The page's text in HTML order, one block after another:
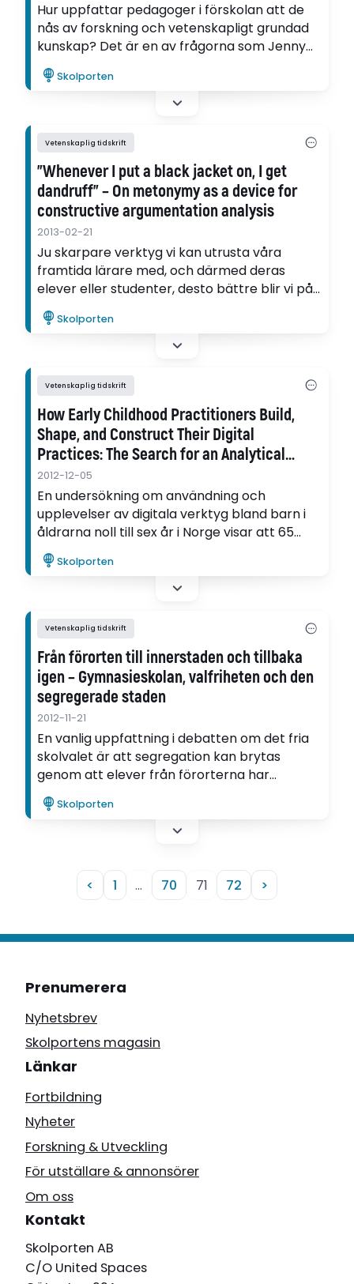
Hur uppfattar pedagoger i förskolan att de
nås av forskning och vetenskapligt grundad
kunskap? Det är en av frågorna som Jenny
Wolf undersöker i sin artikel i Didaktisk
Tidskrift.
Skolporten
Vetenskaplig tidskrift
"Whenever I put a black jacket on, I get
dandruff" – On metonymy as a device for
constructive argumentation analysis
2013-02-21
Ju skarpare verktyg vi kan utrusta våra
framtida lärare med, och därmed deras
elever eller studenter, desto bättre blir vi på
att reflektera över vad vi gör med språket
och vad språket gör med oss. Det skriver
Anders Sigrell, professor i retorik vid Lunds
vikten av argumentationsanalys.
Skolporten
Vetenskaplig tidskrift
How Early Childhood Practitioners Build,
Shape, and Construct Their Digital
Practices: The Search for an Analytical
Space
2012-12-05
En undersökning om användning och
upplevelser av digitala verktyg bland barn i
åldrarna noll till sex år i Norge visar att 65
procent av barnen har använt datorer och
60 procent har använt lärplattor i hemmet
innan de når en ålder av sex. I denna artikel
avgörande för utvecklingen av fältet av
digitala metoder på förskolor i dag.
Skolporten
Vetenskaplig tidskrift
Från förorten till innerstaden och tillbaka
igen – Gymnasieskolan, valfriheten och den
segregerade staden
2012-11-21
En vanlig uppfattning i debatten om det fria
skolvalet är att segregation kan brytas
genom att elever från förorterna har
möjlighet att lämna sina bostadsområden.
Men många elever som valt skolan i
innerstaden byter tillbaka till sin gamla
känsla av utanförskap, visar en artikel i
tidskriften Educare.
Skolporten
< 1 … 70 71 72 >
Prenumerera
Nyhetsbrev
Skolportens magasin
Länkar
Fortbildning
Nyheter
Forskning & Utveckling
För utställare & annonsörer
Om oss
Kontakt
Skolporten AB
C/O United Spaces